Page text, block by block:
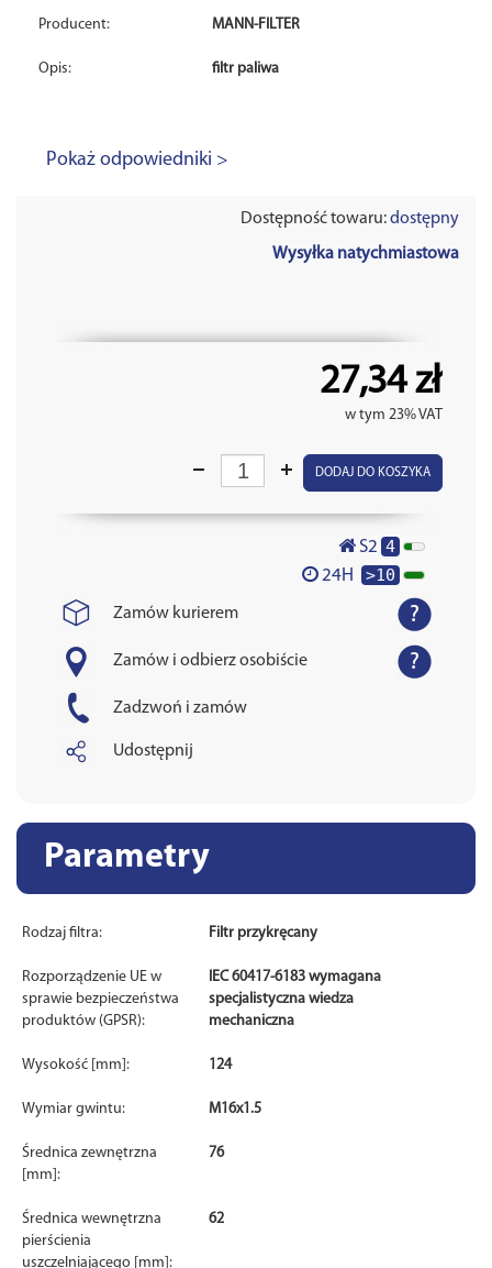
Producent: MANN-FILTER
Opis: filtr paliwa
Pokaż odpowiedniki >
Dostępność towaru:dostępny
Wysyłka natychmiastowa
27,34 zł
w tym 23% VAT
DODAJ DO KOSZYKA
S2 4
24H >10
Zamów kurierem
Zamów i odbierz osobiście
Zadzwoń i zamów
Udostępnij
Parametry
Rodzaj filtra: Filtr przykręcany
Rozporządzenie UE w
sprawie bezpieczeństwa
produktów (GPSR):
IEC 60417-6183 wymagana
specjalistyczna wiedza
mechaniczna
Wysokość [mm]: 124
Wymiar gwintu: M16x1.5
Średnica zewnętrzna
[mm]:
76
Średnica wewnętrzna
pierścienia
uszczelniającego [mm]:
62